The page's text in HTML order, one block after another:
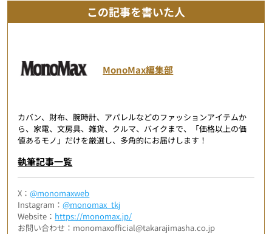
この記事を書いた人
MonoMax編集部
カバン、財布、腕時計、アパレルなどのファッションアイテムか
ら、家電、文房具、雑貨、クルマ、バイクまで、「価格以上の価
値あるモノ」だけを厳選し、多角的にお届けします！
執筆記事一覧
X：@monomaxweb
Instagram：@monomax_tkj
Website： https://monomax.jp/
お問い合わせ：monomaxofficial@takarajimasha.co.jp